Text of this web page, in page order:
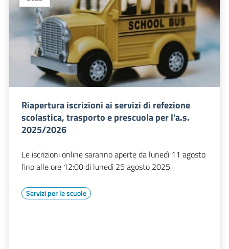
Riapertura iscrizioni ai servizi di refezione
scolastica, trasporto e prescuola per l'a.s.
2025/2026
Le iscrizioni online saranno aperte da lunedì 11 agosto
fino alle ore 12:00 di lunedì 25 agosto 2025
Servizi per le scuole